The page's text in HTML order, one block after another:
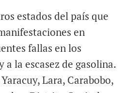
estados del país que
en
fallas en los
a la escasez de gasolina.
Lara, Carabobo,